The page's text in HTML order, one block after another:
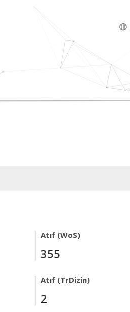
Atıf (WoS)
355
Atıf (TrDizin)
2